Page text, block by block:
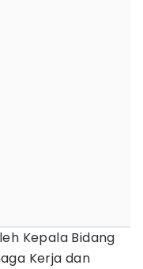
Kepala Bidang
Kerja dan